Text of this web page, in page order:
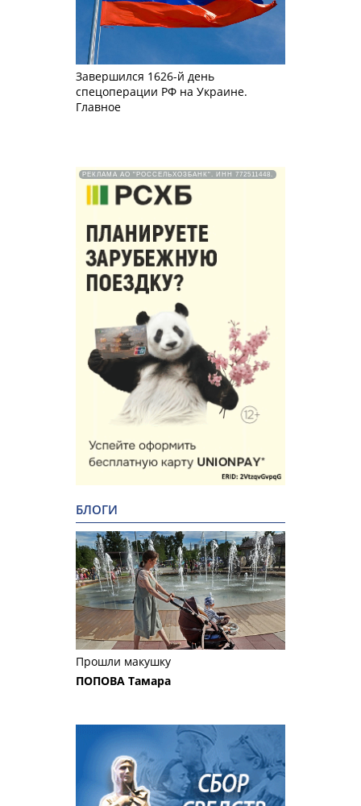
Завершился 1626-й день
спецоперации РФ на Украине.
Главное
РЕКЛАМА АО "РОССЕЛЬХОЗБАНК". ИНН 772511448.
БЛОГИ
Прошли макушку
ПОПОВА Тамара